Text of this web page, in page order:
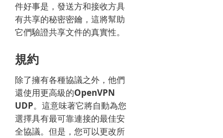
件好事是，發送方和接收方具
有共享的秘密密鑰，這將幫助
它們驗證共享文件的真實性。
規約
除了擁有各種協議之外，他們
還使用更高級的OpenVPN
UDP。 這意味著它將自動為您
選擇具有最可靠連接的最佳安
全協議。 但是，您可以更改所